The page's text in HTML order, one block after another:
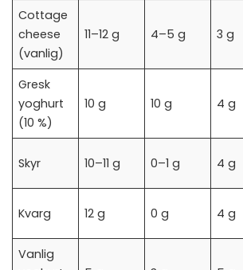
Cottage
cheese
(vanlig)
11–12 g 4–5 g 3 g
Gresk
yoghurt
(10 %)
10 g 10 g 4 g
Skyr 10–11 g 0–1 g 4 g
Kvarg 12 g 0 g 4 g
Vanlig